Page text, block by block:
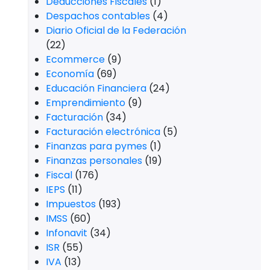
Despachos contables (4)
Diario Oficial de la Federación
(22)
Ecommerce (9)
Economía (69)
Educación Financiera (24)
Emprendimiento (9)
Facturación (34)
Facturación electrónica (5)
Finanzas para pymes (1)
Finanzas personales (19)
Fiscal (176)
IEPS (11)
Impuestos (193)
IMSS (60)
Infonavit (34)
ISR (55)
IVA (13)